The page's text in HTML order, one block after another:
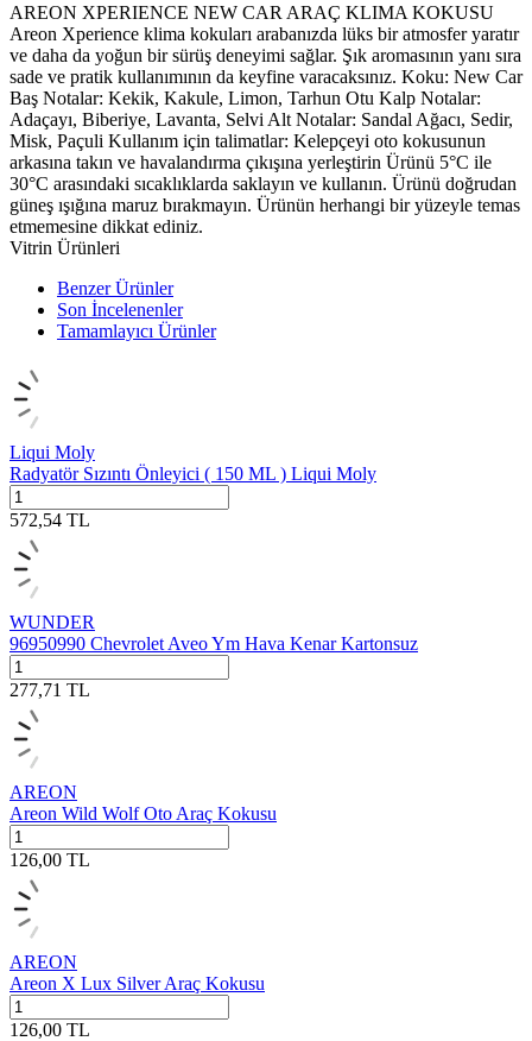
AREON XPERIENCE NEW CAR ARAÇ KLIMA KOKUSU
Areon Xperience klima kokuları arabanızda lüks bir atmosfer yaratır
ve daha da yoğun bir sürüş deneyimi sağlar. Şık aromasının yanı sıra
sade ve pratik kullanımının da keyfine varacaksınız. Koku: New Car
Baş Notalar: Kekik, Kakule, Limon, Tarhun Otu Kalp Notalar:
Adaçayı, Biberiye, Lavanta, Selvi Alt Notalar: Sandal Ağacı, Sedir,
Misk, Paçuli Kullanım için talimatlar: Kelepçeyi oto kokusunun
arkasına takın ve havalandırma çıkışına yerleştirin Ürünü 5°C ile
30°C arasındaki sıcaklıklarda saklayın ve kullanın. Ürünü doğrudan
güneş ışığına maruz bırakmayın. Ürünün herhangi bir yüzeyle temas
etmemesine dikkat ediniz.
Vitrin Ürünleri
Benzer Ürünler
Son İncelenenler
Tamamlayıcı Ürünler
Liqui Moly
Radyatör Sızıntı Önleyici ( 150 ML ) Liqui Moly
572,54 TL
WUNDER
96950990 Chevrolet Aveo Ym Hava Kenar Kartonsuz
277,71 TL
AREON
Areon Wild Wolf Oto Araç Kokusu
126,00 TL
AREON
Areon X Lux Silver Araç Kokusu
126,00 TL